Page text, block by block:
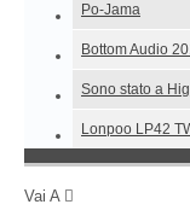
Po-Jama
Bottom Audio
Sono stato a
Lonpoo LP42
Vai A